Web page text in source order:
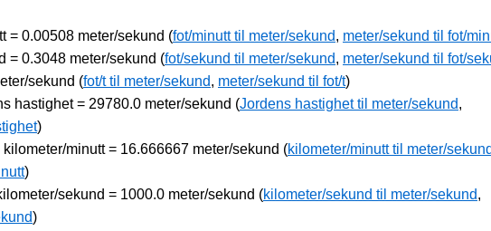
= 0.00508 meter/sekund (fot/minutt til meter/sekund, meter/sekund til fot/
= 0.3048 meter/sekund (fot/sekund til meter/sekund, meter/sekund til fot/
sekund (fot/t til meter/sekund, meter/sekund til fot/t)
hastighet = 29780.0 meter/sekund (Jordens hastighet til meter/sekund,
)
minutt = 16.666667 meter/sekund (kilometer/minutt til meter/sekund
)
sekund = 1000.0 meter/sekund (kilometer/sekund til meter/sekund,
)